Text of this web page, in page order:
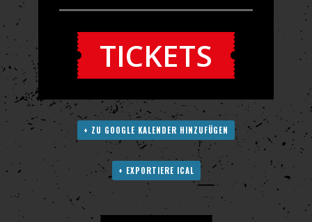
TICKETS
+ ZU GOOGLE KALENDER HINZUFÜGEN
+ EXPORTIERE ICAL